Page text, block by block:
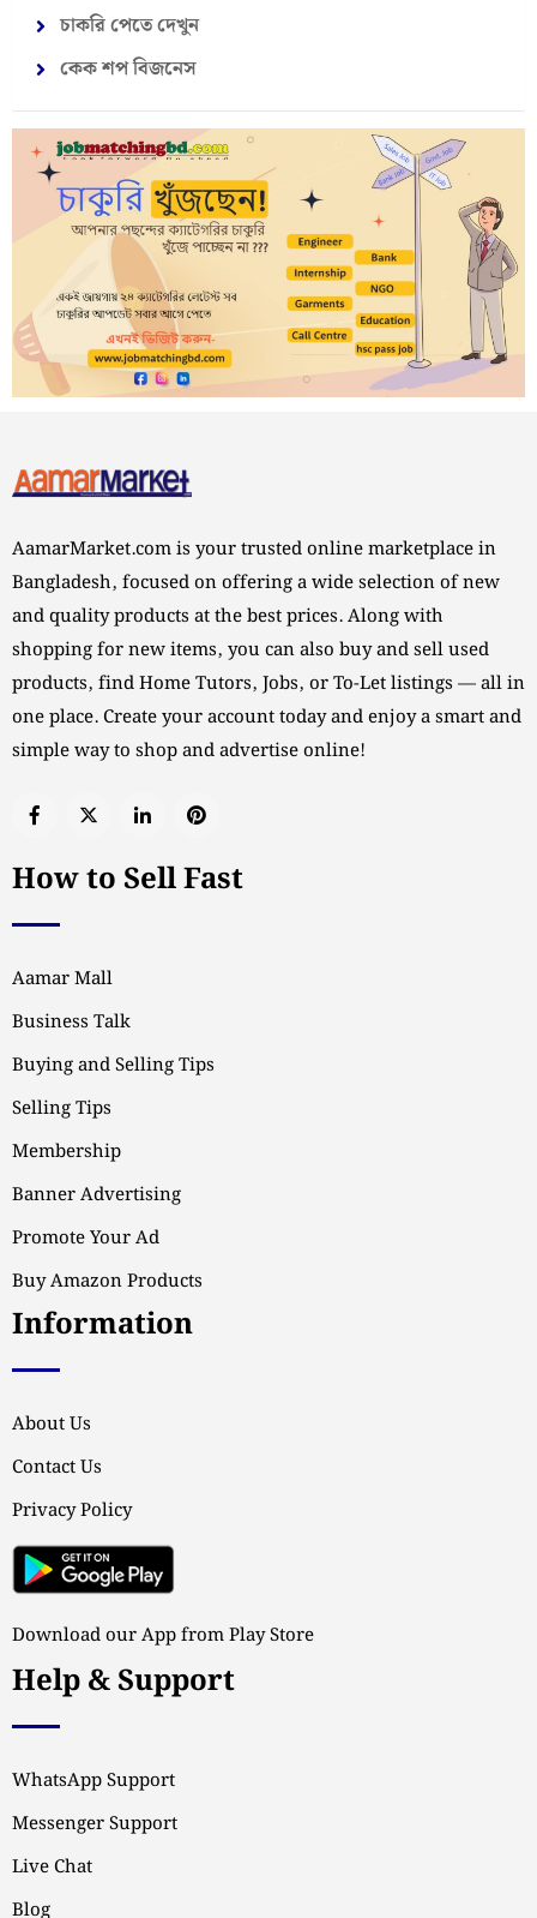
চাকরি পেতে দেখুন
কেক শপ বিজনেস
AamarMarket.com is your trusted online marketplace in
Bangladesh, focused on offering a wide selection of new
and quality products at the best prices. Along with
shopping for new items, you can also buy and sell used
products, find Home Tutors, Jobs, or To-Let listings — all in
one place. Create your account today and enjoy a smart and
simple way to shop and advertise online!
How to Sell Fast
Aamar Mall
Business Talk
Buying and Selling Tips
Selling Tips
Membership
Banner Advertising
Promote Your Ad
Buy Amazon Products
Information
About Us
Contact Us
Privacy Policy
Download our App from Play Store
Help & Support
WhatsApp Support
Messenger Support
Live Chat
Blog